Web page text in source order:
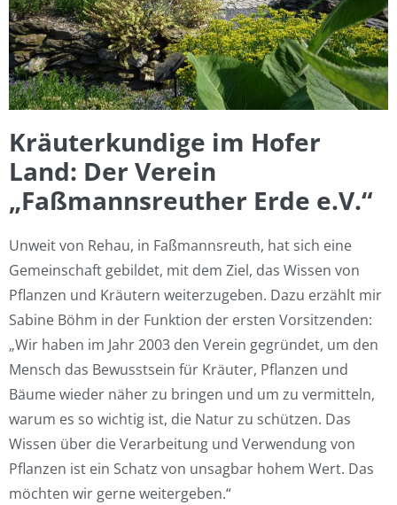
Kräuterkundige im Hofer
Land: Der Verein
„Faßmannsreuther Erde e.V.“
Unweit von Rehau, in Faßmannsreuth, hat sich eine
Gemeinschaft gebildet, mit dem Ziel, das Wissen von
Pflanzen und Kräutern weiterzugeben. Dazu erzählt mir
Sabine Böhm in der Funktion der ersten Vorsitzenden:
„Wir haben im Jahr 2003 den Verein gegründet, um den
Mensch das Bewusstsein für Kräuter, Pflanzen und
Bäume wieder näher zu bringen und um zu vermitteln,
warum es so wichtig ist, die Natur zu schützen. Das
Wissen über die Verarbeitung und Verwendung von
Pflanzen ist ein Schatz von unsagbar hohem Wert. Das
möchten wir gerne weitergeben.“